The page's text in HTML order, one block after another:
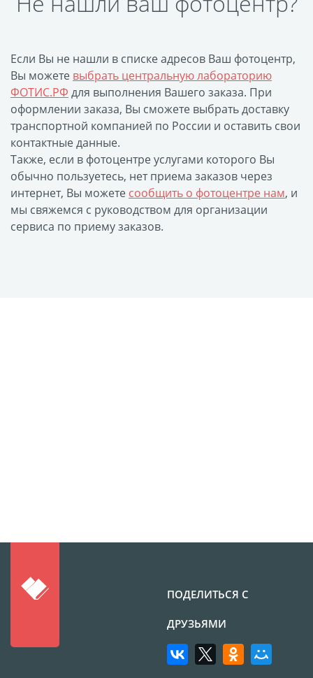
Наградные ленты
Фоторамки
Фотообложка для
студенческого
Фотообложка для
свидетельства
Фототетради и
блокноты
Портфолио
Папки
Холст-Декор на
Если Вы не нашли в списке адресов Ваш фотоцентр,
Вы можете выбрать центральную лабораторию
ФОТИС.РФ для выполнения Вашего заказа. При
оформлении заказа, Вы сможете выбрать доставку
транспортной компанией по России и оставить свои
контактные данные.
Также, если в фотоцентре услугами которого Вы
обычно пользуетесь, нет приема заказов через
интернет, Вы можете сообщить о фотоцентре нам, и
мы свяжемся с руководством для организации
сервиса по приему заказов.
ПОДЕЛИТЬСЯ С
ДРУЗЬЯМИ